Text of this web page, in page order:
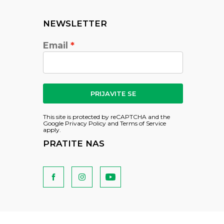
NEWSLETTER
Email
PRIJAVITE SE
This site is protected by reCAPTCHA and the
Google Privacy Policy and Terms of Service
apply.
PRATITE NAS